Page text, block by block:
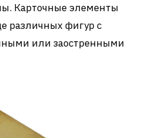
Карточные элементы
различных фигур с
или заостренными